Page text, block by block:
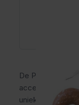
De Pretzel
accessoire voor
unieke